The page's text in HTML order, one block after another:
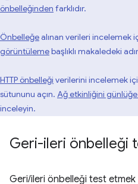
önbelleğinden farklıdır.
Önbelleğealınan verileri incelemek
görüntülemebaşlıklı makaledeki
HTTP önbelleği verilerini incelemek
sütununu açın. Ağ etkinliğini
inceleyin.
Geri-ileri önbelleği
Geri/ileri önbelleği test etmek